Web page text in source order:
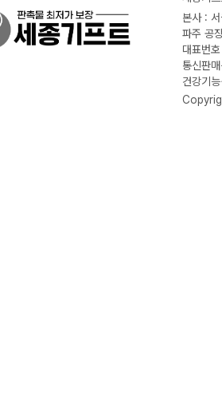
본사 :
파주 공
대표번
통신판
건강기